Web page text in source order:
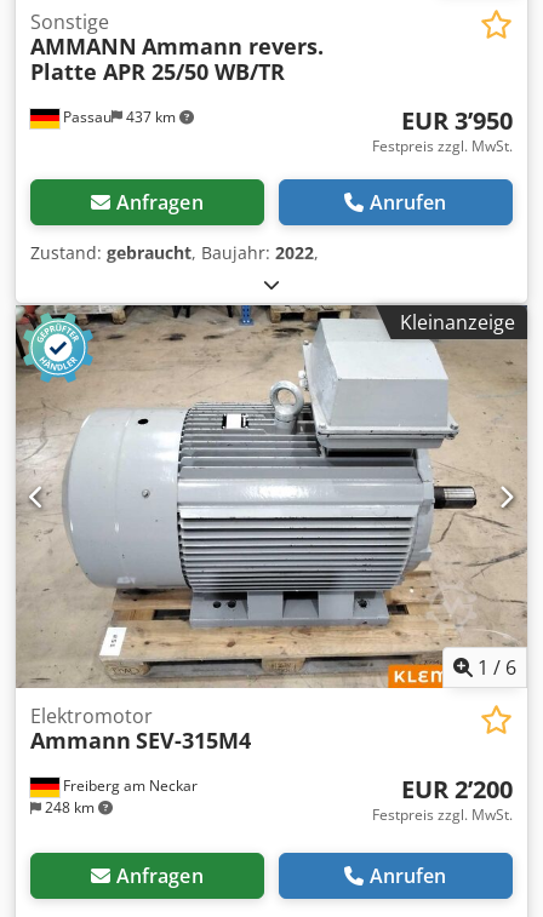
Passau 437 km
Sonstige
AMMANN Ammann revers.
Platte APR 25/50 WB/TR
EUR 3’950
Festpreis zzgl. MwSt.
Anfragen Anrufen
Zustand: gebraucht, Baujahr: 2022,
Kleinanzeige
1 / 6
Freiberg am Neckar
248 km
Elektromotor
Ammann SEV-315M4
EUR 2’200
Festpreis zzgl. MwSt.
Anfragen Anrufen